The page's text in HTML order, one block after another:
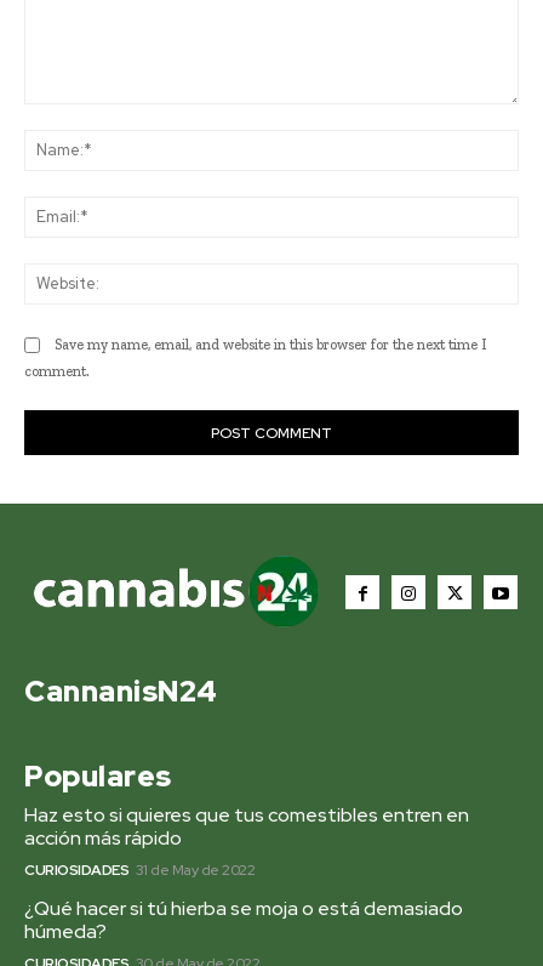
Save my name, email, and website in this browser for the next time I
comment.
CannanisN24
Populares
Haz esto si quieres que tus comestibles entren en
acción más rápido
CURIOSIDADES 31 de May de 2022
¿Qué hacer si tú hierba se moja o está demasiado
húmeda?